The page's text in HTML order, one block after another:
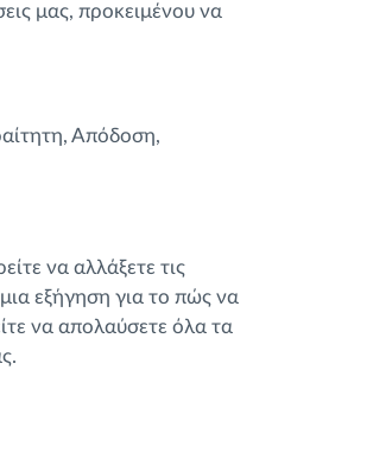
μας, προκειμένου να
Απόδοση,
να αλλάξετε τις
εξήγηση για το πώς να
να απολαύσετε όλα τα